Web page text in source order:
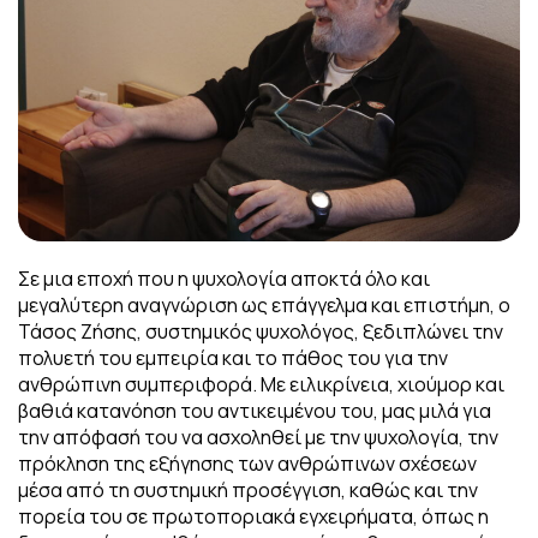
Σε μια εποχή που η ψυχολογία αποκτά όλο και
μεγαλύτερη αναγνώριση ως επάγγελμα και επιστήμη, ο
Τάσος Ζήσης, συστημικός ψυχολόγος, ξεδιπλώνει την
πολυετή του εμπειρία και το πάθος του για την
ανθρώπινη συμπεριφορά. Με ειλικρίνεια, χιούμορ και
βαθιά κατανόηση του αντικειμένου του, μας μιλά για
την απόφασή του να ασχοληθεί με την ψυχολογία, την
πρόκληση της εξήγησης των ανθρώπινων σχέσεων
μέσα από τη συστημική προσέγγιση, καθώς και την
πορεία του σε πρωτοποριακά εγχειρήματα, όπως η